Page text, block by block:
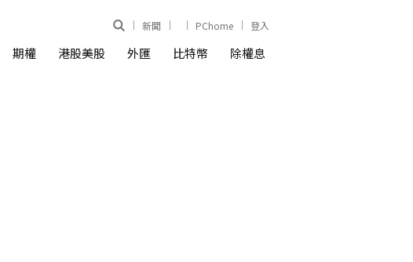
新聞 PChome 登入
期權 港股美股 外匯 比特幣 除權息